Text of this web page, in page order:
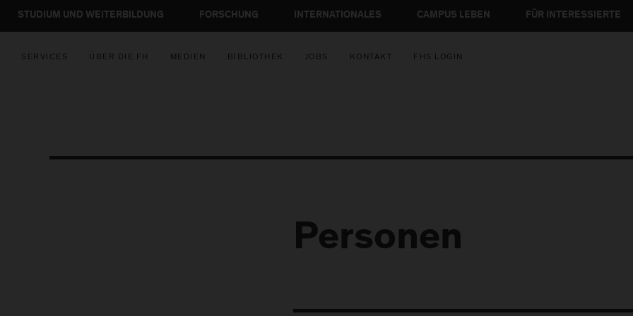
STUDIUM UND WEITERBILDUNG FORSCHUNG INTERNATIONALES CAMPUS LEBEN FÜR INTERESSIERTE
SERVICES ÜBER DIE FH MEDIEN BIBLIOTHEK JOBS KONTAKT FHS LOGIN
Personen